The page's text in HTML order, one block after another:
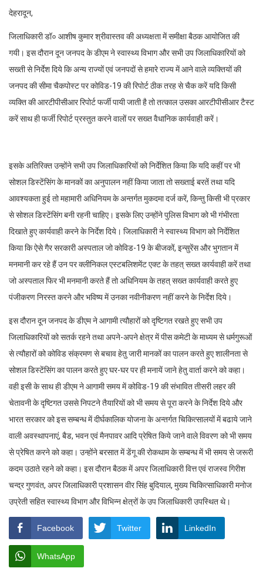
देहरादून,
जिलाधिकारी डॉ० आशीष कुमार श्रीवास्तव की अध्यक्षता में समीक्षा बैठक आयोजित की
गयी। इस दौरान दून जनपद के डीएम ने स्वास्थ्य विभाग और सभी उप जिलाधिकारियों को
सख्ती से निर्देश दिये कि अन्य राज्यों एवं जनपदों से हमारे राज्य में आने वाले व्यक्तियों की
जनपद की सीमा चैकपोस्ट पर कोविड-19 की रिपोर्ट ठीक तरह से चैक करें यदि किसी
व्यक्ति की आरटीपीसीआर रिपोर्ट फर्जी पायी जाती है तो तत्काल उसका आरटीपीसीआर टैस्ट
करें साथ ही फर्जी रिपोर्ट प्रस्तुत करने वालों पर सख्त वैधानिक कार्यवाही करें।
इसके अतिरिक्त उन्होंने सभी उप जिलाधिकारियों को निर्देशित किया कि यदि कहीं पर भी
सोशल डिस्टेंसिंग के मानकों का अनुपालन नहीं किया जाता तो सख्ताई बरतें तथा यदि
आवश्यकता हुई तो महामारी अधिनियम के अन्तर्गत मुकदमा दर्ज करें, किन्तु किसी भी प्रकार
से सोशल डिस्टेंसिंग बनी रहनी चाहिए। इसके लिए उन्होंने पुलिस विभाग को भी गंभीरता
दिखाते हुए कार्यवाही करने के निर्देश दिये। जिलाधिकारी ने स्वास्थ्य विभाग को निर्देशित
किया कि ऐसे गैर सरकारी अस्पताल जो कोविड-19 के बीजकों, इन्सुरेंस और भुगतान में
मनमानी कर रहे हैं उन पर क्लीनिकल एस्टबलिशमेंट एक्ट के तहत् सख्त कार्यवाही करें तथा
जो अस्पताल फिर भी मनमानी करते हैं तो अधिनियम के तहत् सख्त कार्यवाही करते हुए
पंजीकरण निरस्त करने और भविष्य में उनका नवीनीकरण नहीं करने के निर्देश दिये।
इस दौरान दून जनपद के डीएम ने आगामी त्यौहारों को दृष्टिगत रखते हुए सभी उप
जिलाधिकारियों को सतर्क रहने तथा अपने-अपने क्षेत्र में पीस कमेटी के माध्यम से धर्मगुरूओं
से त्यौहारों को कोविड संक्रमण से बचाव हेतु जारी मानकों का पालन करते हुए शालीनता से
सोशल डिस्टेंसिंग का पालन करते हुए घर-घर पर ही मनायें जाने हेतु वार्ता करने को कहा।
वही इसी के साथ ही डीएम ने आगामी समय में कोविड-19 की संभावित तीसरी लहर की
चेतावनी के दृष्टिगत उससे निपटने तैयारियों को भी समय से पूरा करने के निर्देश दिये और
भारत सरकार को इस सम्बन्ध में दीर्घकालिक योजना के अन्तर्गत चिकित्सालयों में बढाये जाने
वाली अवस्थापनाएं, बैड, भवन एवं मैनपावर आदि प्रेषित किये जाने वाले विवरण को भी समय
से प्रेषित करने को कहा। उन्होंने बरसात में डेंगू की रोकथाम के सम्बन्ध में भी समय से जरूरी
कदम उठाते रहने को कहा। इस दौरान बैठक में अपर जिलाधिकारी वित्त एवं राजस्व गिरीश
चन्द्र गुणवंत, अपर जिलाधिकारी प्रशासन वीर सिंह बुदियाल, मुख्य चिकित्साधिकारी मनोज
उप्रेती सहित स्वास्थ्य विभाग और विभिन्न क्षेत्रों के उप जिलाधिकारी उपस्थित थे।
Facebook Twitter LinkedIn
WhatsApp